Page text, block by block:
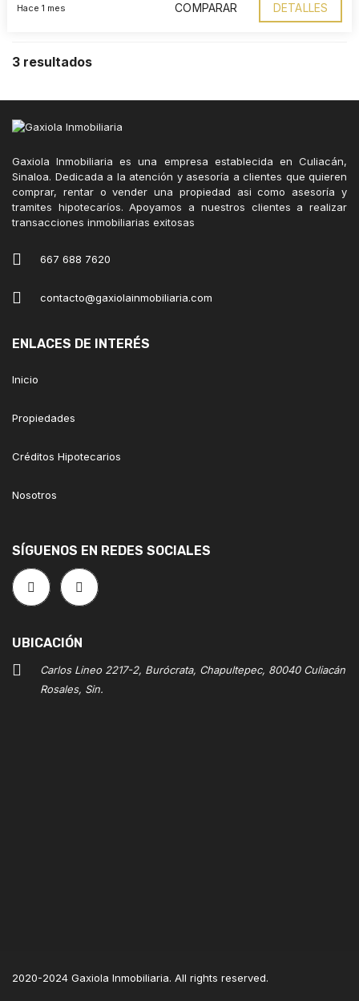
Hace 1 mes COMPARAR DETALLES
3 resultados
Gaxiola Inmobiliaria es una empresa establecida en Culiacán,
Sinaloa. Dedicada a la atención y asesoría a clientes que quieren
comprar, rentar o vender una propiedad asi como asesoría y
tramites hipotecaríos. Apoyamos a nuestros clientes a realizar
transacciones inmobiliarias exitosas
667 688 7620
contacto@gaxiolainmobiliaria.com
ENLACES DE INTERÉS
Inicio
Propiedades
Créditos Hipotecarios
Nosotros
SÍGUENOS EN REDES SOCIALES
UBICACIÓN
Carlos Lineo 2217-2, Burócrata, Chapultepec, 80040 Culiacán
Rosales, Sin.
2020-2024 Gaxiola Inmobiliaria. All rights reserved.